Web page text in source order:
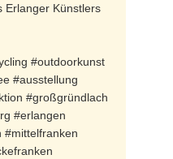
Erlanger Künstlers
#outdoorkunst
#ausstellung
#großgründlach
#erlangen
#mittelfranken